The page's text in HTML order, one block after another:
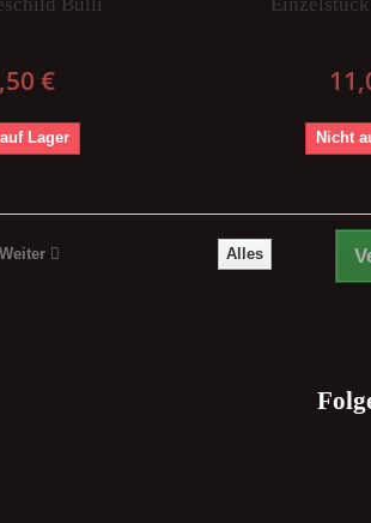
€
Lager Nicht
Alles
Weiter